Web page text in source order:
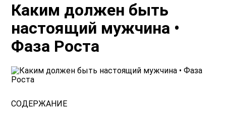
Каким должен быть
настоящий мужчина •
Фаза Роста
СОДЕРЖАНИЕ